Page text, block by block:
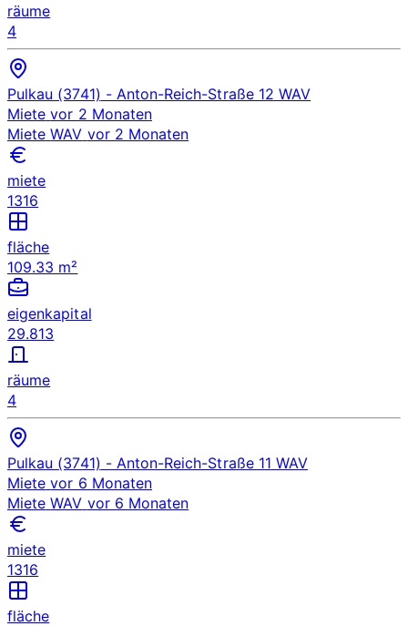
räume
4
Pulkau (3741) - Anton-Reich-Straße 12 WAV
Miete vor 2 Monaten
Miete WAV vor 2 Monaten
miete
1316
fläche
109.33 m²
eigenkapital
29.813
räume
4
Pulkau (3741) - Anton-Reich-Straße 11 WAV
Miete vor 6 Monaten
Miete WAV vor 6 Monaten
miete
1316
fläche